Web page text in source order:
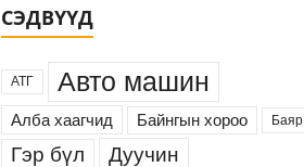
СЭДВҮҮД
АТГ Авто машин
Алба хаагчид Байнгын хороо Баяр
Гэр бүл Дуучин